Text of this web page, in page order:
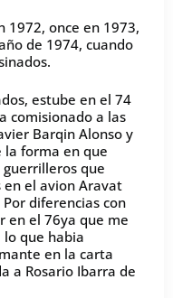
1972, once en 1973,
de 1974, cuando
estube en el 74
comisionado a las
Barqin Alonso y
la forma en que
guerrilleros que
el avion Aravat
diferencias con
en el 76ya que me
que habia
en la carta
a Rosario Ibarra de